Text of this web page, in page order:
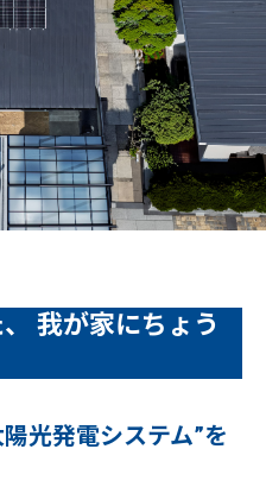
我が家にちょう
光発電システム”を